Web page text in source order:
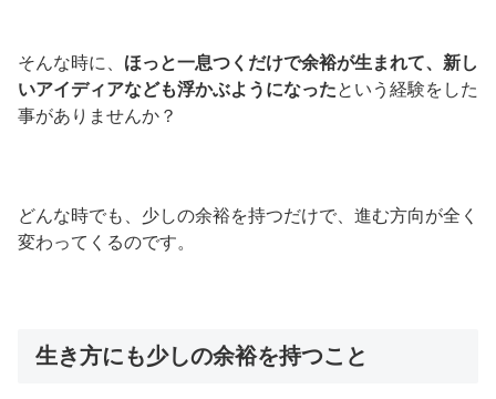
そんな時に、 ほっと一息つくだけで余裕が生まれて、新し
いアイディアなども浮かぶようになったという経験をした
事がありませんか？
どんな時でも、少しの余裕を持つだけで、進む方向が全く
変わってくるのです。
生き方にも少しの余裕を持つこと